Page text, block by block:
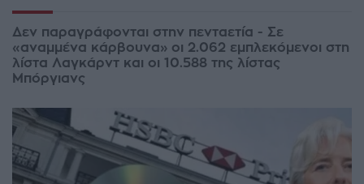
Δεν παραγράφονται στην πενταετία - Σε
«αναμμένα κάρβουνα» οι 2.062 εμπλεκόμενοι στη
λίστα Λαγκάρντ και οι 10.588 της λίστας
Μπόργιανς